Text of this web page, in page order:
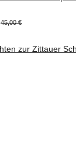
45,00 €